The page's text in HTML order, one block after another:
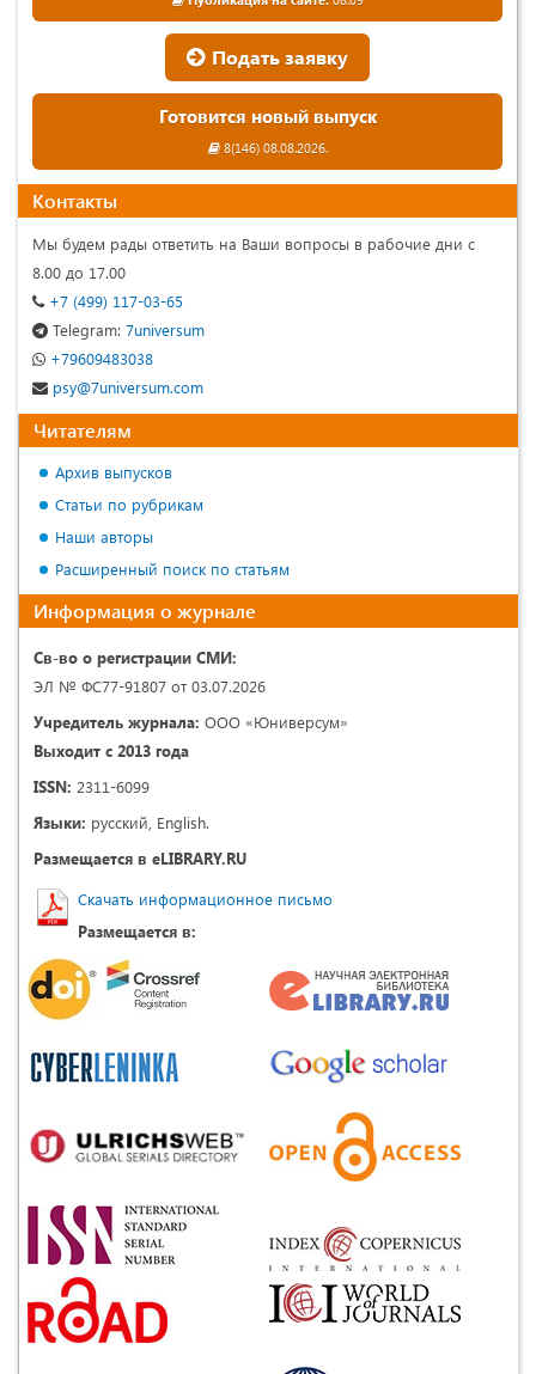
Подать заявку
Готовится новый выпуск
8(146) 08.08.2026.
Контакты
Мы будем рады ответить на Ваши вопросы в рабочие дни с
8.00 до 17.00
+7 (499) 117-03-65
Telegram: 7universum
+79609483038
psy@7universum.com
Читателям
Архив выпусков
Статьи по рубрикам
Наши авторы
Расширенный поиск по статьям
Информация о журнале
Св-во о регистрации СМИ:
ЭЛ № ФС77-91807 от 03.07.2026
Учредитель журнала: ООО «Юниверсум»
Выходит с 2013 года
ISSN: 2311-6099
Языки: русский, English.
Размещается в eLIBRARY.RU
Скачать информационное письмо
Размещается в: